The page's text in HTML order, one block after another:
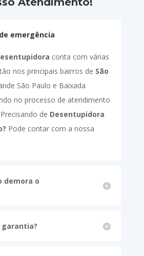
emergência
conta com várias
nos principais bairros de São
São Paulo e Baixada
no processo de atendimento
de Desentupidora
Pode contar com a nossa
demora o